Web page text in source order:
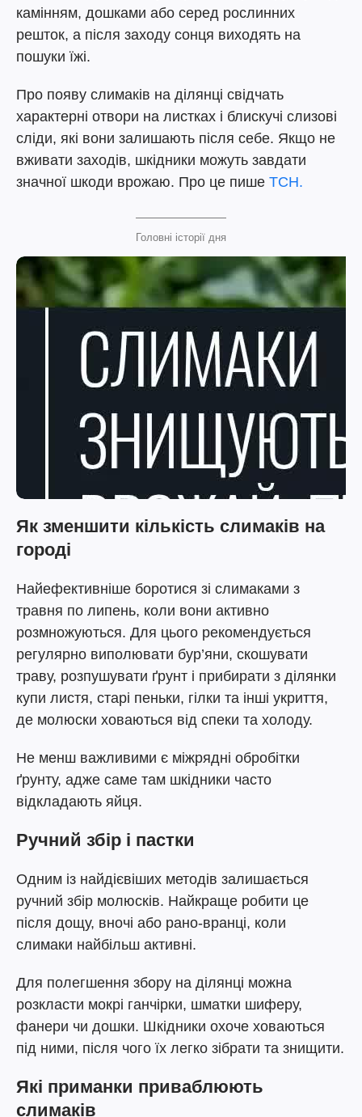
камінням, дошками або серед рослинних
решток, а після заходу сонця виходять на
пошуки їжі.
Про появу слимаків на ділянці свідчать
характерні отвори на листках і блискучі слизові
сліди, які вони залишають після себе. Якщо не
вживати заходів, шкідники можуть завдати
значної шкоди врожаю. Про це пише ТСН.
Головні історії дня
Як зменшити кількість слимаків на
городі
Найефективніше боротися зі слимаками з
травня по липень, коли вони активно
розмножуються. Для цього рекомендується
регулярно виполювати бур’яни, скошувати
траву, розпушувати ґрунт і прибирати з ділянки
купи листя, старі пеньки, гілки та інші укриття,
де молюски ховаються від спеки та холоду.
Не менш важливими є міжрядні обробітки
ґрунту, адже саме там шкідники часто
відкладають яйця.
Ручний збір і пастки
Одним із найдієвіших методів залишається
ручний збір молюсків. Найкраще робити це
після дощу, вночі або рано-вранці, коли
слимаки найбільш активні.
Для полегшення збору на ділянці можна
розкласти мокрі ганчірки, шматки шиферу,
фанери чи дошки. Шкідники охоче ховаються
під ними, після чого їх легко зібрати та знищити.
Які приманки приваблюють
слимаків